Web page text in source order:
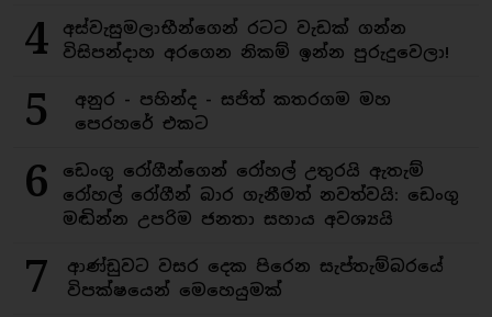
4
අස්වැසුමලාභීන්ගෙන් රටට වැඩක් ගන්න
විසිපන්දාහ අරගෙන නිකම් ඉන්න පුරුදුවෙලා!
5
අනුර - පහින්ද - සජිත් කතරගම මහ
පෙරහරේ එකට
6
ඩෙංගු රෝගීන්ගෙන් රෝහල් උතුරයි ඇතැම්
රෝහල් රෝගීන් බාර ගැනීමත් නවත්වයි: ඩෙංගු
මඬින්න උපරිම ජනතා සහාය අවශ්‍යයි
7
ආණ්ඩුවට වසර දෙක පිරෙන සැප්තැම්බරයේ
විපක්ෂයෙන් මෙහෙයුමක්